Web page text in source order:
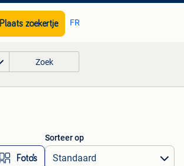
Plaats zoekertje FR
Zoek
Foto’s
Sorteer op